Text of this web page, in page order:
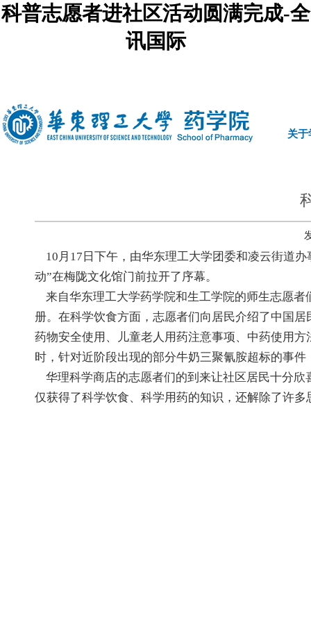
科普志愿者进社区活动圆满完成-全
讯国际
关于
10月17日下午，由华东理工大学团委和凌云街道
动”在梅陇文化馆门前拉开了序幕。
来自华东理工大学药学院和生工学院的师生志愿
册。在科学饮食方面，志愿者们向居民介绍了中国
药物安全使用、儿童老人用药注意事项、中药使用
时，针对近阶段出现的部分牛奶三聚氰胺超标的事
华理科学商店的志愿者们的到来让社区居民十分欣
仅获得了科学饮食、科学用药的知识，还解除了许